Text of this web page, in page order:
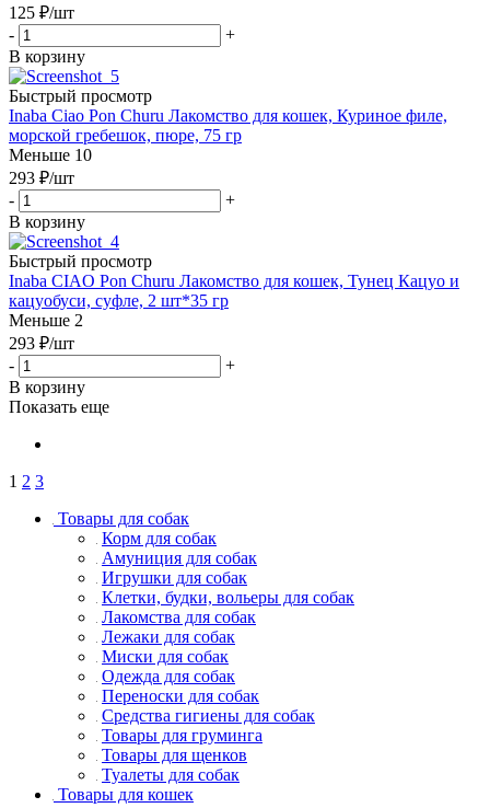
125 ₽/шт
-
+
В корзину
Быстрый просмотр
Inaba Ciao Pon Churu Лакомство для кошек, Куриное филе,
морской гребешок, пюре, 75 гр
Меньше 10
293 ₽/шт
-
+
В корзину
Быстрый просмотр
Inaba CIAO Pon Churu Лакомство для кошек, Тунец Кацуо и
кацуобуси, суфле, 2 шт*35 гр
Меньше 2
293 ₽/шт
-
+
В корзину
Показать еще
1 2 3
Товары для собак
Корм для собак
Амуниция для собак
Игрушки для собак
Клетки, будки, вольеры для собак
Лакомства для собак
Лежаки для собак
Миски для собак
Одежда для собак
Переноски для собак
Средства гигиены для собак
Товары для груминга
Товары для щенков
Туалеты для собак
Товары для кошек